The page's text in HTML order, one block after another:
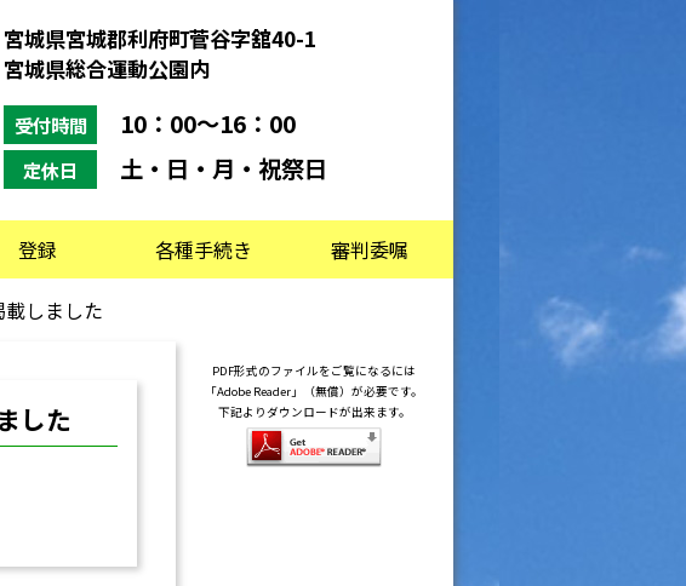
宮城県宮城郡利府町菅谷字舘40-1
宮城県総合運動公園内
受付時間 10：00～16：00
定休日 土・日・月・祝祭日
登録 各種手続き 審判委嘱
しました
した
PDF形式のファイルをご覧になるには
「Adobe Reader」（無償）が必要です。
下記よりダウンロードが出来ます。